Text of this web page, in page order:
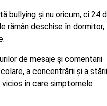
bullying și nu oricum, ci 24
rămân deschise în dormitor,
de mesaje și comentarii
a concentrării și a stării
în care simptomele